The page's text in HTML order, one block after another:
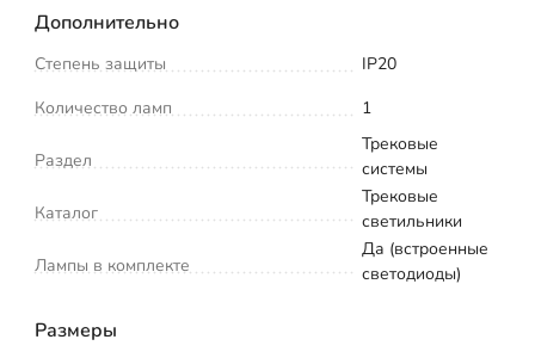
Дополнительно
Степень защиты
IP20
Количество ламп
1
Раздел
Трековые
системы
Каталог
Трековые
светильники
Лампы в комплекте
Да (встроенные
светодиоды)
Размеры